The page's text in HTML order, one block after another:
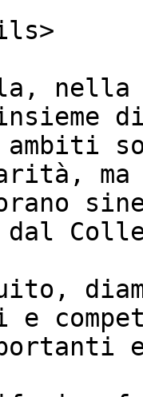
ambiti
ma
dal